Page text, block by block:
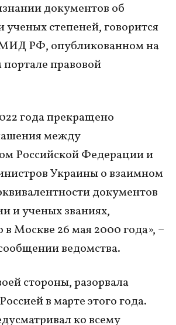
документов об
ученых степеней, говорится
РФ, опубликованном на
правовой
года прекращено
между
Российской Федерации и
Украины о взаимном
документов
и ученых званиях,
Москве 26 мая 2000 года», –
ведомства.
стороны, разорвала
в марте этого года.
ко всему